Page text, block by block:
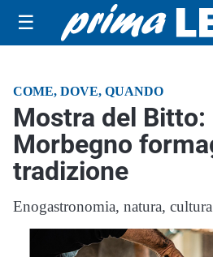
☰
COME, DOVE, QUANDO
Mostra del Bitto:
Morbegno
tradizione
Enogastronomia, natura,